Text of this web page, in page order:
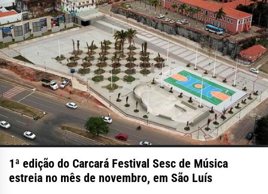
1ª edição do Carcará Festival Sesc de Música
estreia no mês de novembro, em São Luís